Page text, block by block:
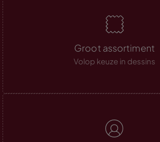
Groot assortiment
Volop keuze in dessins